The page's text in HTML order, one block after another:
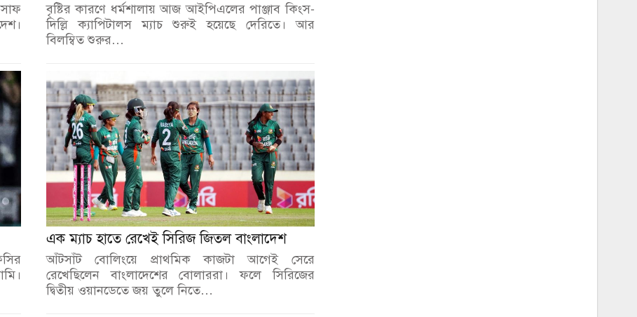
বৃষ্টির কারণে ধর্মশালায় আজ আইপিএলের পাঞ্জাব কিংস-
দিল্লি ক্যাপিটালস ম্যাচ শুরুই হয়েছে দেরিতে। আর
বিলম্বিত শুরুর…
এক ম্যাচ হাতে রেখেই সিরিজ জিতল বাংলাদেশ
আঁটসাঁট বোলিংয়ে প্রাথমিক কাজটা আগেই সেরে
রেখেছিলেন বাংলাদেশের বোলাররা। ফলে সিরিজের
দ্বিতীয় ওয়ানডেতে জয় তুলে নিতে…